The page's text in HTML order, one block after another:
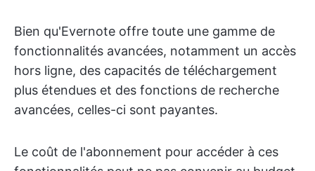
Bien qu'Evernote offre toute une gamme de
fonctionnalités avancées, notamment un accès
hors ligne, des capacités de téléchargement
plus étendues et des fonctions de recherche
avancées, celles-ci sont payantes.
Le coût de l'abonnement pour accéder à ces